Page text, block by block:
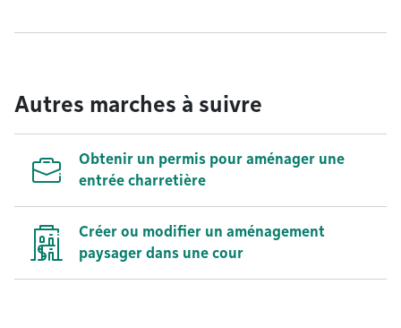
Autres marches à suivre
Obtenir un permis pour aménager une
entrée charretière
Créer ou modifier un aménagement
paysager dans une cour